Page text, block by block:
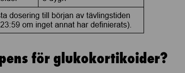
för glukokortikoider?